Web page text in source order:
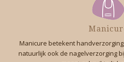
Manicure betekent
natuurlijk ook de nagelverzorging